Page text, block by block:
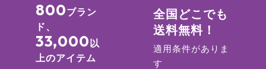
800ブラン
ド、
33,000以
上のアイテム
全国どこでも
送料無料！
適用条件がありま
す